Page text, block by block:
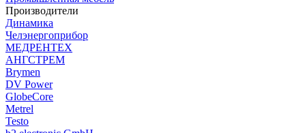
Производители
Динамика
Челэнергоприбор
МЕДРЕНТЕХ
АНГСТРЕМ
Brymen
DV Power
GlobeCore
Metrel
Testo